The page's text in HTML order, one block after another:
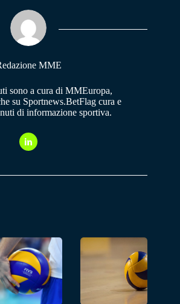
MME
sono a cura di MMEuropa,
su Sportnews.BetFlag cura e
di informazione sportiva.